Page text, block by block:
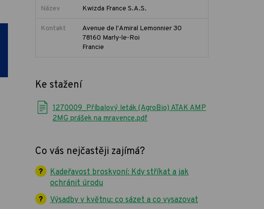
Název Kwizda France S.A.S.
Kontakt
Avenue de l'Amiral Lemonnier 30
78160 Marly-le-Roi
Francie
Ke stažení
1270009_Příbalový leták (AgroBio) ATAK AMP
2MG prášek na mravence.pdf
Co vás nejčastěji zajímá?
Kadeřavost broskvoní: Kdy stříkat a jak
ochránit úrodu
Výsadby v květnu: co sázet a co vysazovat